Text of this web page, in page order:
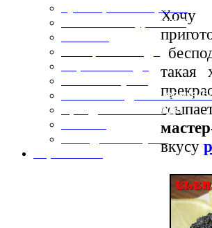
Кулинарные хитрости
Маленьким гурманам
Постные и диетические
Праздничные блюда
Хочу
такая
вкусу